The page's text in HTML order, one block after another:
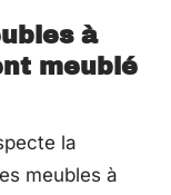
à
meublé
la
meubles à